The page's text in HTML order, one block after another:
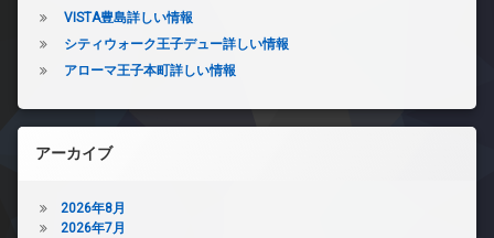
VISTA豊島詳しい情報
シティウォーク王子デュー詳しい情報
アローマ王子本町詳しい情報
アーカイブ
2026年8月
2026年7月